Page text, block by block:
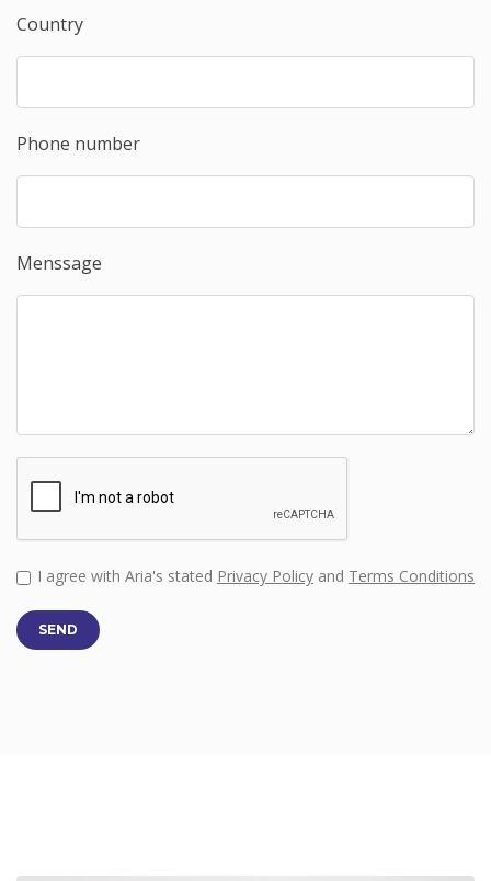
Country
Phone number
Menssage
I agree with Aria's stated Privacy Policy and Terms Conditions
SEND